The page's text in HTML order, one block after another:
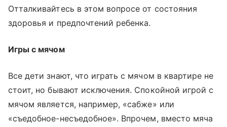
Отталкивайтесь в этом вопросе от состояния
здоровья и предпочтений ребенка.
Игры с мячом
Все дети знают, что играть с мячом в квартире не
стоит, но бывают исключения. Спокойной игрой с
мячом является, например, «сабже» или
«съедобное-несъедобное». Впрочем, вместо мяча